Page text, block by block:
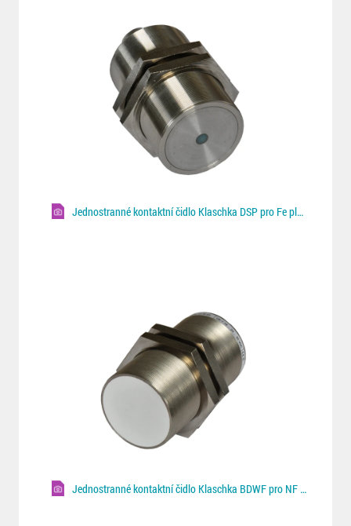
Jednostranné kontaktní čidlo Klaschka DSP pro Fe plechy
Jednostranné kontaktní čidlo Klaschka BDWF pro NF plechy